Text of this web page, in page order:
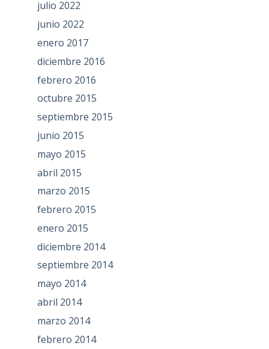
julio 2022
junio 2022
enero 2017
diciembre 2016
febrero 2016
octubre 2015
septiembre 2015
junio 2015
mayo 2015
abril 2015
marzo 2015
febrero 2015
enero 2015
diciembre 2014
septiembre 2014
mayo 2014
abril 2014
marzo 2014
febrero 2014